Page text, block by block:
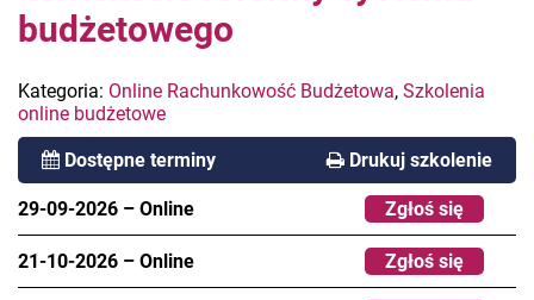
budżetowego
Kategoria: Online Rachunkowość Budżetowa, Szkolenia
online budżetowe
Dostępne terminy Drukuj szkolenie
29-09-2026 – Online Zgłoś się
21-10-2026 – Online Zgłoś się